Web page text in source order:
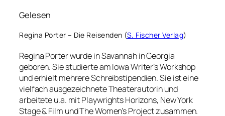
Gelesen
Regina Porter – Die Reisenden (S. Fischer Verlag)
Regina Porter wurde in Savannah in Georgia
geboren. Sie studierte am Iowa Writer’s Workshop
und erhielt mehrere Schreibstipendien. Sie ist eine
vielfach ausgezeichnete Theaterautorin und
arbeitete u.a. mit Playwrights Horizons, New York
Stage & Film und The Women’s Project zusammen.